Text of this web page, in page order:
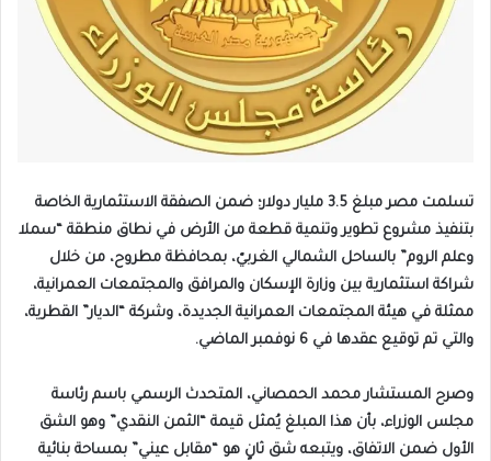
تسلمت مصر مبلغ 3.5 مليار دولار؛ ضمن الصفقة الاستثمارية الخاصة
بتنفيذ مشروع تطوير وتنمية قطعة من الأرض في نطاق منطقة “سملا
وعلم الروم” بالساحل الشمالي الغربيّ، بمحافظة مطروح، من خلال
شراكة استثمارية بين وزارة الإسكان والمرافق والمجتمعات العمرانية،
ممثلة في هيئة المجتمعات العمرانية الجديدة، وشركة “الديار” القطرية،
والتي تم توقيع عقدها في 6 نوفمبر الماضي.
وصرح المستشار محمد الحمصاني، المتحدث الرسمي باسم رئاسة
مجلس الوزراء، بأن هذا المبلغ يُمثل قيمة “الثمن النقدي” وهو الشق
الأول ضمن الاتفاق، ويتبعه شق ثانٍ هو “مقابل عيني” بمساحة بنائية